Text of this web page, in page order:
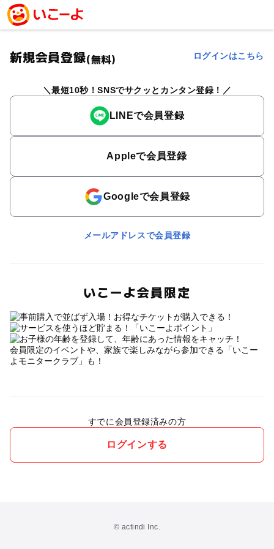
新規会員登録(無料) ログインはこちら
最短10秒！SNSでサクッとカンタン登録！
LINEで会員登録
Appleで会員登録
Googleで会員登録
メールアドレスで会員登録
いこーよ会員限定
会員限定のイベントや、家族で楽しみながら参加できる「いこー
よモニタークラブ」も！
すでに会員登録済みの方
ログインする
© actindi Inc.